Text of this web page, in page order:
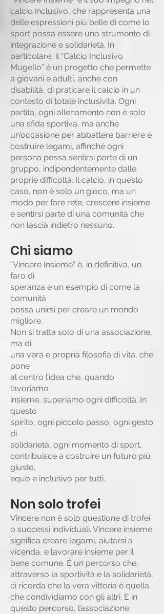
calcio inclusivo, che rappresenta una
delle espressioni più belle di come lo
sport possa essere uno strumento di
integrazione e solidarietà. In
particolare, il “Calcio Inclusivo
Mugello” è un progetto che permette
a giovani e adulti, anche con
disabilità, di praticare il calcio in un
contesto di totale inclusività. Ogni
partita, ogni allenamento non è solo
una sfida sportiva, ma anche
un’occasione per abbattere barriere e
costruire legami, affinché ogni
persona possa sentirsi parte di un
gruppo, indipendentemente dalle
proprie difficoltà. Il calcio, in questo
caso, non è solo un gioco, ma un
modo per fare rete, crescere insieme
e sentirsi parte di una comunità che
non lascia indietro nessuno.
Chi siamo
“Vincere Insieme” è, in definitiva, un
faro di
speranza e un esempio di come la
comunità
possa unirsi per creare un mondo
migliore.
Non si tratta solo di una associazione,
ma di
una vera e propria filosofia di vita, che
pone
al centro l’idea che, quando
lavoriamo
insieme, superiamo ogni difficoltà. In
questo
spirito, ogni piccolo passo, ogni gesto
di
solidarietà, ogni momento di sport,
contribuisce a costruire un futuro più
giusto,
equo e inclusivo per tutti.
Non solo trofei
Vincere non è solo questione di trofei
o successi individuali. Vincere insieme
significa creare legami, aiutarsi a
vicenda, e lavorare insieme per il
bene comune. È un percorso che,
attraverso la sportività e la solidarietà,
ci ricorda che la vera vittoria è quella
che condividiamo con gli altri. E in
questo percorso, l’associazione